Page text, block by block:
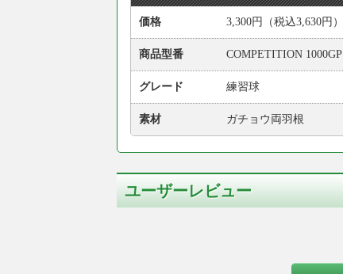
価格 3,300円（税込3,630円）
商品型番 COMPETITION 1000GP
グレード 練習球
素材 ガチョウ両羽根
ユーザーレビュー